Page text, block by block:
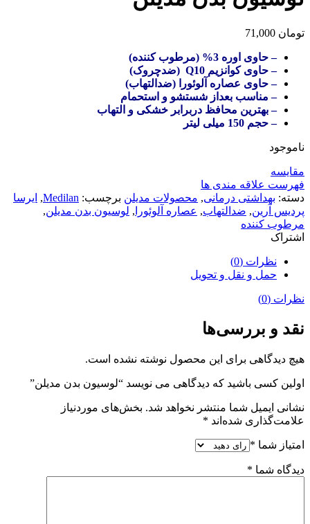
تومان
– حاوی اوره 3% (مرطوب کننده)
– حاوی کوانزیم Q10 (ضدچروک)
– حاوی عصاره آلوئورا (ضدالتهاب)
– مناسب بعداز شستشو و استحمام
– بهترین محافظ دربرابر خشکی و التهاب
– حجم 150 میلی لیتر
ناموجود
مقایسه
فهرست علاقه مندی ها
دسته: بهداشتی درمانی, محصولات مدیلن برچسب: Medilan
, ایرسا
پردیس آرین, ضدالتهاب, عصاره آلوئورا , لوسیون بدن مدیلن,
مرطوب کننده
اشتراک
نظرات (0)
حمل و نقل و تحویل
نظرات (0)
نقد و بررسی‌ها
هیچ دیدگاهی برای این محصول نوشته نشده است.
اولین کسی باشید که دیدگاهی می نویسد “لوسیون بدن مدیلن”
نشانی ایمیل شما منتشر نخواهد شد. بخش‌های موردنیاز
علامت‌گذاری شده‌اند *
امتیاز شما *
دیدگاه شما *